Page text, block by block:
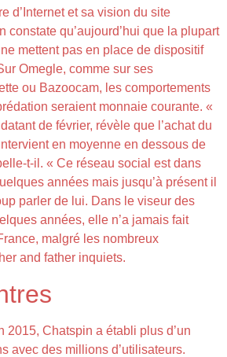
d’Internet et sa vision du site
constate qu’aujourd’hui que la plupart
mettent pas en place de dispositif
Omegle, comme sur ses
ou Bazoocam, les comportements
seraient monnaie courante. «
de février, révèle que l’achat du
en moyenne en dessous de
t-il. « Ce réseau social est dans
années mais jusqu’à présent il
parler de lui. Dans le viseur des
années, elle n’a jamais fait
malgré les nombreux
and father inquiets.
2015, Chatspin a établi plus d’un
avec des millions d’utilisateurs.